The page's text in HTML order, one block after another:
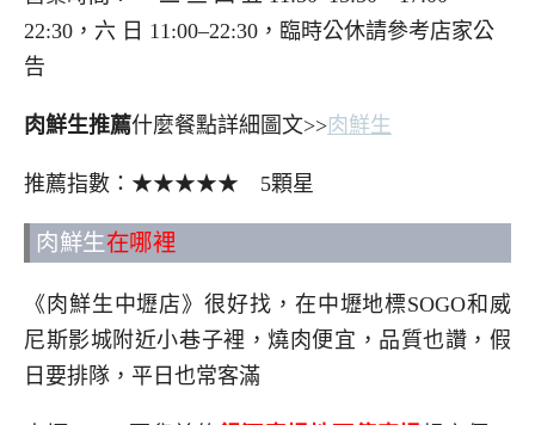
22:30，六 日 11:00–22:30，臨時公休請參考店家公
告
肉鮮生推薦什麼餐點詳細圖文>>肉鮮生
推薦指數：★★★★★ 5顆星
肉鮮生在哪裡
《肉鮮生中壢店》很好找，在中壢地標SOGO和威
尼斯影城附近小巷子裡，燒肉便宜，品質也讚，假
日要排隊，平日也常客滿